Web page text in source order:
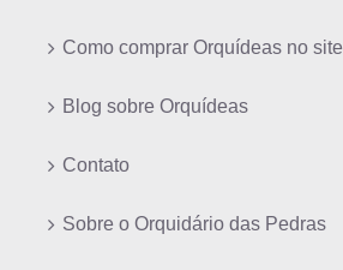
Como comprar Orquídeas no site
Blog sobre Orquídeas
Contato
Sobre o Orquidário das Pedras